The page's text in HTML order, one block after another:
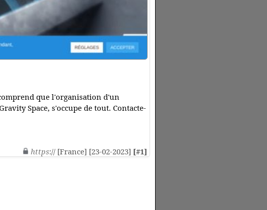
que l'organisation d'un
Space, s'occupe de tout. Contacte-
https:// [France] [23-02-2023] [#1]